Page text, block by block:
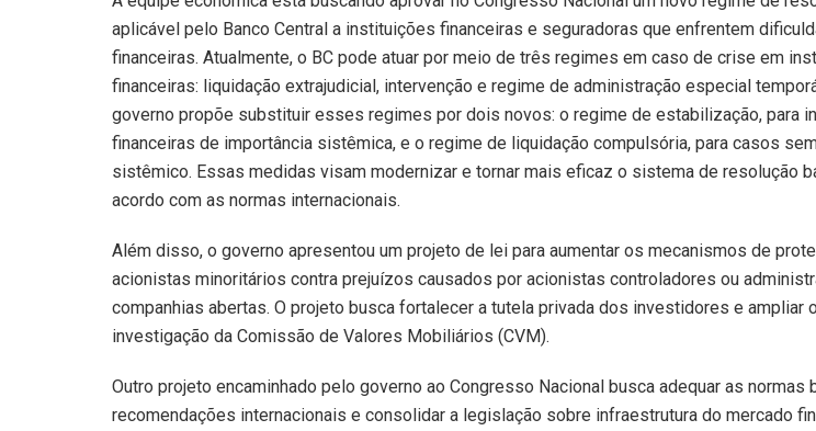
aplicável pelo Banco Central a instituições financeiras e seguradoras que enfrentem
financeiras. Atualmente, o BC pode atuar por meio de três regimes em caso de crise em
financeiras: liquidação extrajudicial, intervenção e regime de administração especial
governo propõe substituir esses regimes por dois novos: o regime de estabilização, para
financeiras de importância sistêmica, e o regime de liquidação compulsória, para casos
sistêmico. Essas medidas visam modernizar e tornar mais eficaz o sistema de resolução
acordo com as normas internacionais.
Além disso, o governo apresentou um projeto de lei para aumentar os mecanismos de
acionistas minoritários contra prejuízos causados por acionistas controladores ou
companhias abertas. O projeto busca fortalecer a tutela privada dos investidores e ampliar
investigação da Comissão de Valores Mobiliários (CVM).
Outro projeto encaminhado pelo governo ao Congresso Nacional busca adequar as normas
recomendações internacionais e consolidar a legislação sobre infraestrutura do mercado